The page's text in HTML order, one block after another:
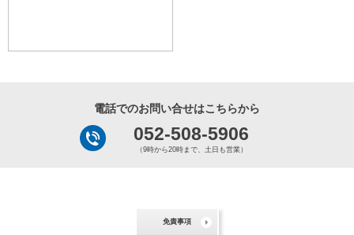
電話でのお問い合せはこちらから
052-508-5906
（9時から20時まで、土日も営業）
免責事項